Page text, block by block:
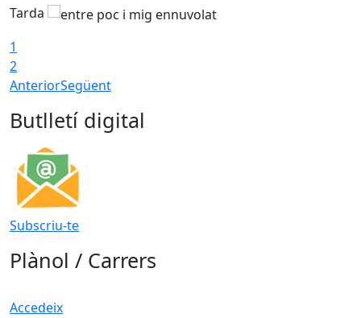
Tarda
1
2
AnteriorSegüent
Butlletí digital
Subscriu-te
Plànol / Carrers
Accedeix